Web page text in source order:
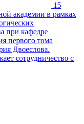
15
академии в рамках
при кафедре
первого тома
Двоеслова.
сотрудничество с